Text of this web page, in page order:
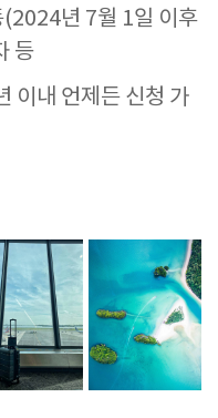
년 7월 1일 이후
등
이내 언제든 신청 가